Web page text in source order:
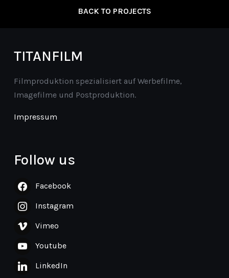
BACK TO PROJECTS
TITANFILM
Filmproduktion spezialisiert auf Werbefilme,
Imagefilme und Postproduktion.
Impressum
Follow us
Facebook
Instagram
Vimeo
Youtube
LinkedIn